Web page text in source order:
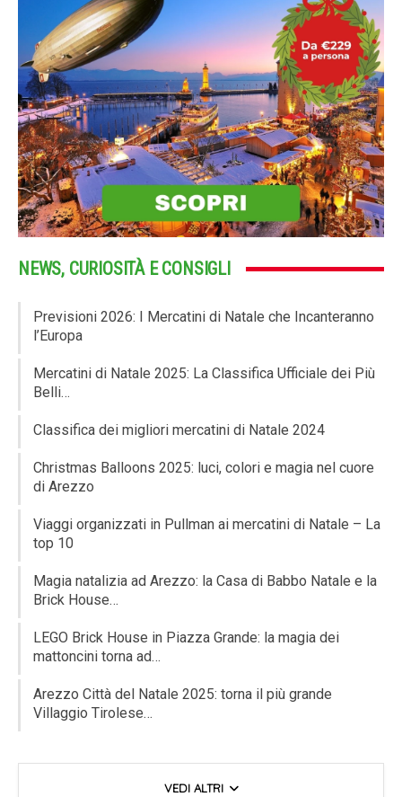
NEWS, CURIOSITÀ E CONSIGLI
Previsioni 2026: I Mercatini di Natale che Incanteranno
l’Europa
Mercatini di Natale 2025: La Classifica Ufficiale dei Più
Belli…
Classifica dei migliori mercatini di Natale 2024
Christmas Balloons 2025: luci, colori e magia nel cuore
di Arezzo
Viaggi organizzati in Pullman ai mercatini di Natale – La
top 10
Magia natalizia ad Arezzo: la Casa di Babbo Natale e la
Brick House…
LEGO Brick House in Piazza Grande: la magia dei
mattoncini torna ad…
Arezzo Città del Natale 2025: torna il più grande
Villaggio Tirolese…
VEDI ALTRI